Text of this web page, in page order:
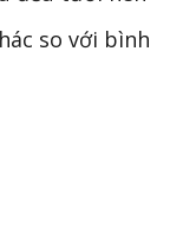
so với bình